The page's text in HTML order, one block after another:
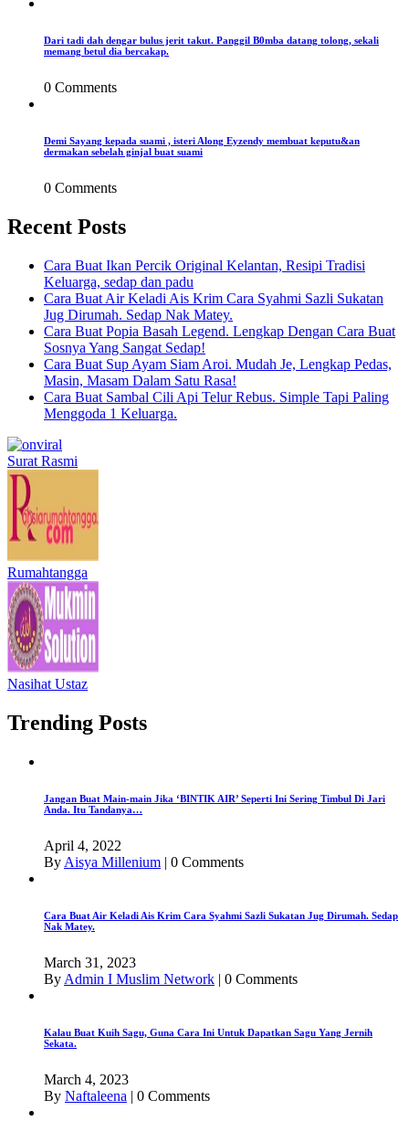
Dari tadi dah dengar bulus jerit takut. Panggil B0mba datang tolong, sekali
memang betul dia bercakap.
0 Comments
Demi Sayang kepada suami , isteri Along Eyzendy membuat keputu&an
dermakan sebelah ginjal buat suami
0 Comments
Recent Posts
Cara Buat Ikan Percik Original Kelantan, Resipi Tradisi
Keluarga, sedap dan padu
Cara Buat Air Keladi Ais Krim Cara Syahmi Sazli Sukatan
Jug Dirumah. Sedap Nak Matey.
Cara Buat Popia Basah Legend. Lengkap Dengan Cara Buat
Sosnya Yang Sangat Sedap!
Cara Buat Sup Ayam Siam Aroi. Mudah Je, Lengkap Pedas,
Masin, Masam Dalam Satu Rasa!
Cara Buat Sambal Cili Api Telur Rebus. Simple Tapi Paling
Menggoda 1 Keluarga.
Surat Rasmi
Rumahtangga
Nasihat Ustaz
Trending Posts
Jangan Buat Main-main Jika ‘BINTIK AIR’ Seperti Ini Sering Timbul Di Jari
Anda. Itu Tandanya…
April 4, 2022
By Aisya Millenium | 0 Comments
Cara Buat Air Keladi Ais Krim Cara Syahmi Sazli Sukatan Jug Dirumah. Sedap
Nak Matey.
March 31, 2023
By Admin I Muslim Network | 0 Comments
Kalau Buat Kuih Sagu, Guna Cara Ini Untuk Dapatkan Sagu Yang Jernih
Sekata.
March 4, 2023
By Naftaleena | 0 Comments